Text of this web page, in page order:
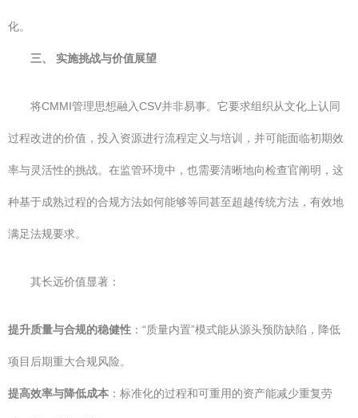
化。
三、 实施挑战与价值展望
将CMMI管理思想融入CSV并非易事。它要求组织从文化上认同
过程改进的价值，投入资源进行流程定义与培训，并可能面临初期效
率与灵活性的挑战。在监管环境中，也需要清晰地向检查官阐明，这
种基于成熟过程的合规方法如何能够等同甚至超越传统方法，有效地
满足法规要求。
其长远价值显著：
提升质量与合规的稳健性 ：“质量内置”模式能从源头预防缺陷，降低
项目后期重大合规风险。
提高效率与降低成本 ：标准化的过程和可重用的资产能减少重复劳